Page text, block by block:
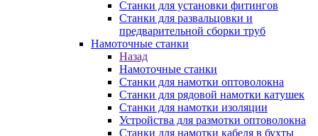
Станки для установки фитингов
Станки для развальцовки и
предварительной сборки труб
Намоточные станки
Назад
Намоточные станки
Станки для намотки оптоволокна
Станки для рядовой намотки катушек
Станки для намотки изоляции
Устройства для размотки оптоволокна
Станки для намотки кабеля в бухты